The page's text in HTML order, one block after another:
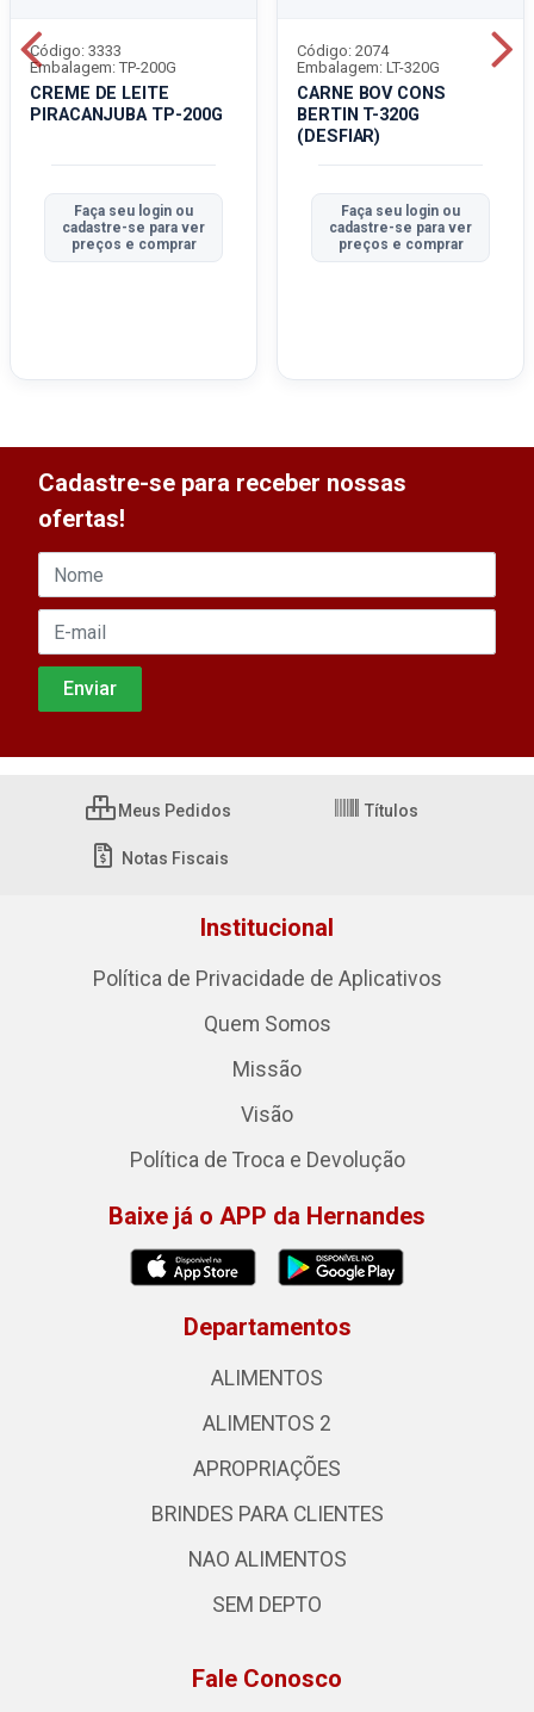
CREME DE LEITE
PIRACANJUBA TP-200G
Código: 3333
Embalagem: TP-200G
Faça seu login ou
cadastre-se para ver
preços e comprar
CARNE BOV CONS
BERTIN T-320G
(DESFIAR)
Código: 2074
Embalagem: LT-320G
Faça seu login ou
cadastre-se para ver
preços e comprar
Cadastre-se para receber nossas
ofertas!
Meus Pedidos Títulos
Notas Fiscais
Institucional
Política de Privacidade de Aplicativos
Quem Somos
Missão
Visão
Política de Troca e Devolução
Baixe já o APP da Hernandes
Departamentos
ALIMENTOS
ALIMENTOS 2
APROPRIAÇÕES
BRINDES PARA CLIENTES
NAO ALIMENTOS
SEM DEPTO
Fale Conosco